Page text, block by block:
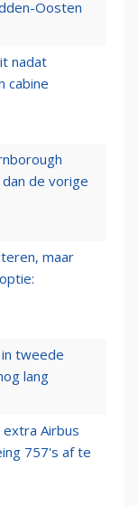
Oosten
nadat
cabine
de vorige
maar
tweede
lang
Airbus
757's af te